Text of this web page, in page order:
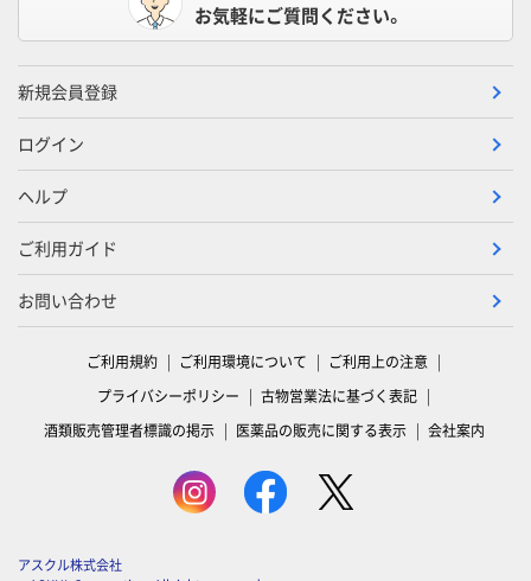
お気軽にご質問ください。
新規会員登録
ログイン
ヘルプ
ご利用ガイド
お問い合わせ
ご利用規約 ご利用環境について
ご利用上の注意
プライバシーポリシー
古物営業法に基づく表記
酒類販売管理者標識の掲示
医薬品の販売に関する表示 会社案内
アスクル株式会社